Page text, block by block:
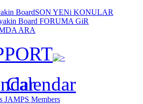
SON YENi KONULAR
FORUMA GiR
ARA
Calendar
Members